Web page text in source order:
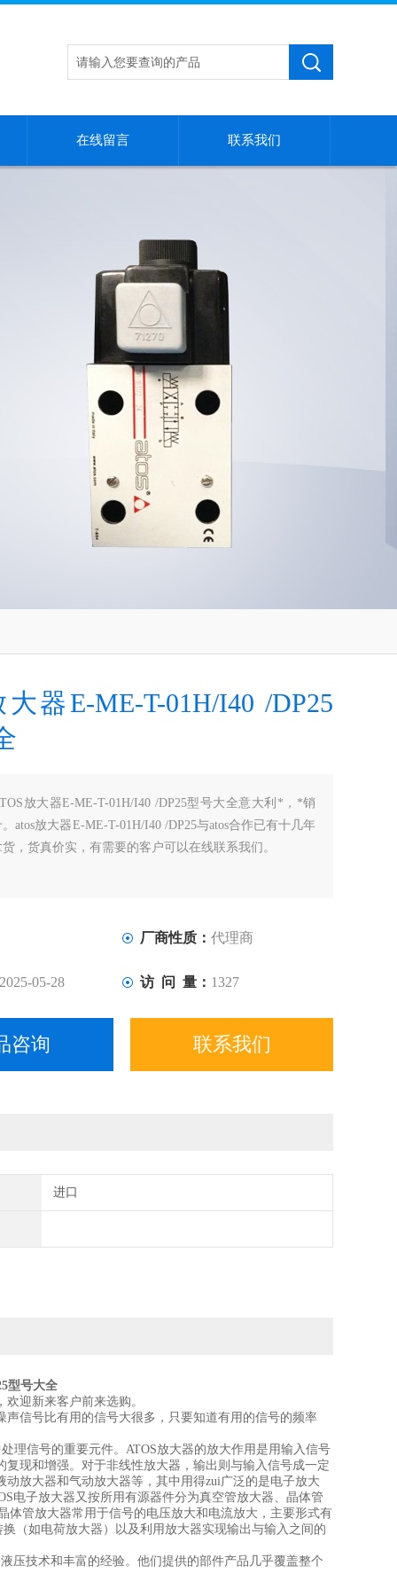
在线留言 联系我们
大器E-ME-T-01H/I40 /DP25
放大器E-ME-T-01H/I40 /DP25型号大全意大利*，*销
atos放大器E-ME-T-01H/I40 /DP25与atos合作已有十几年
，货真价实，有需要的客户可以在线联系我们。
厂商性质： 代理商
2025-05-28 访 问 量： 1327
咨询 联系我们
进口
型号大全
迎新来客户前来选购。
信号比有用的信号大很多，只要知道有用的信号的频率
理信号的重要元件。ATOS放大器的放大作用是用输入信号
现和增强。对于非线性放大器，输出则与输入信号成一定
放大器和气动放大器等，其中用得zui广泛的是电子放大
电子放大器又按所用有源器件分为真空管放大器、晶体管
体管放大器常用于信号的电压放大和电流放大，主要形式有
（如电荷放大器）以及利用放大器实现输出与输入之间的
压技术和丰富的经验。他们提供的部件产品几乎覆盖整个